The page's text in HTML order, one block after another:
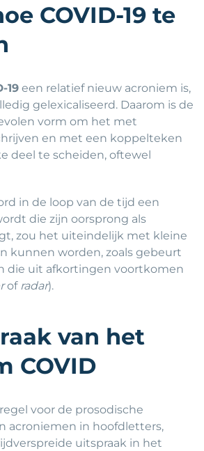
COVID-19 te
19 een relatief nieuw acroniem is,
gelexicaliseerd. Daarom is de
vorm om het met
en met een koppelteken
deel te scheiden, oftewel
in de loop van de tijd een
die zijn oorsprong als
zou het uiteindelijk met kleine
kunnen worden, zoals gebeurt
die uit afkortingen voortkomen
of radar).
van het
COVID
voor de prosodische
acroniemen in hoofdletters,
uitspraak in het